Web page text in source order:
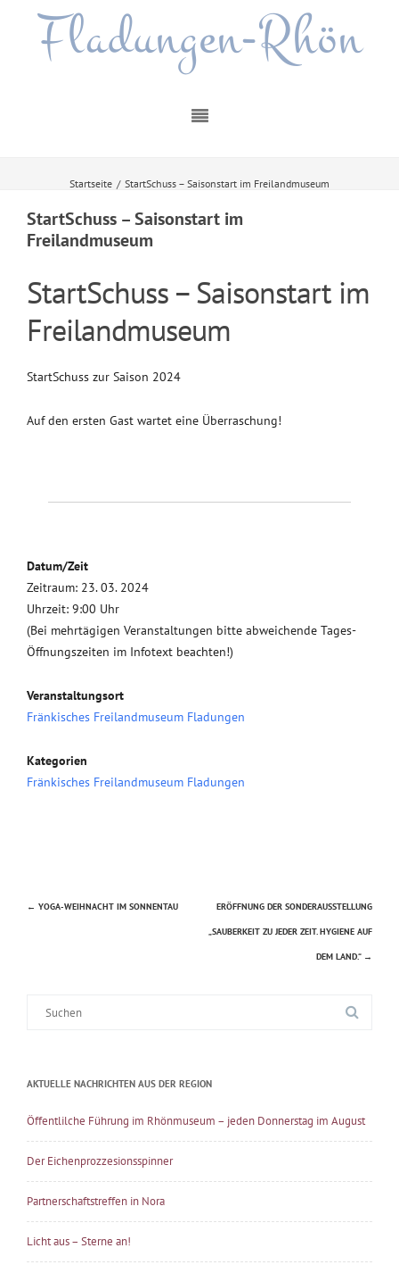
Fladungen-Rhön
Startseite / StartSchuss – Saisonstart im Freilandmuseum
StartSchuss – Saisonstart im
Freilandmuseum
StartSchuss – Saisonstart im
Freilandmuseum
StartSchuss zur Saison 2024
Auf den ersten Gast wartet eine Überraschung!
Datum/Zeit
Zeitraum: 23. 03. 2024
Uhrzeit: 9:00 Uhr
(Bei mehrtägigen Veranstaltungen bitte abweichende Tages-
Öffnungszeiten im Infotext beachten!)
Veranstaltungsort
Fränkisches Freilandmuseum Fladungen
Kategorien
Fränkisches Freilandmuseum Fladungen
Beitragsnavigation
← YOGA-WEIHNACHT IM SONNENTAU ERÖFFNUNG DER SONDERAUSSTELLUNG
„SAUBERKEIT ZU JEDER ZEIT. HYGIENE AUF
DEM LAND.“ →
AKTUELLE NACHRICHTEN AUS DER REGION
Öffentlilche Führung im Rhönmuseum – jeden Donnerstag im August
Der Eichenprozzesionsspinner
Partnerschaftstreffen in Nora
Licht aus – Sterne an!